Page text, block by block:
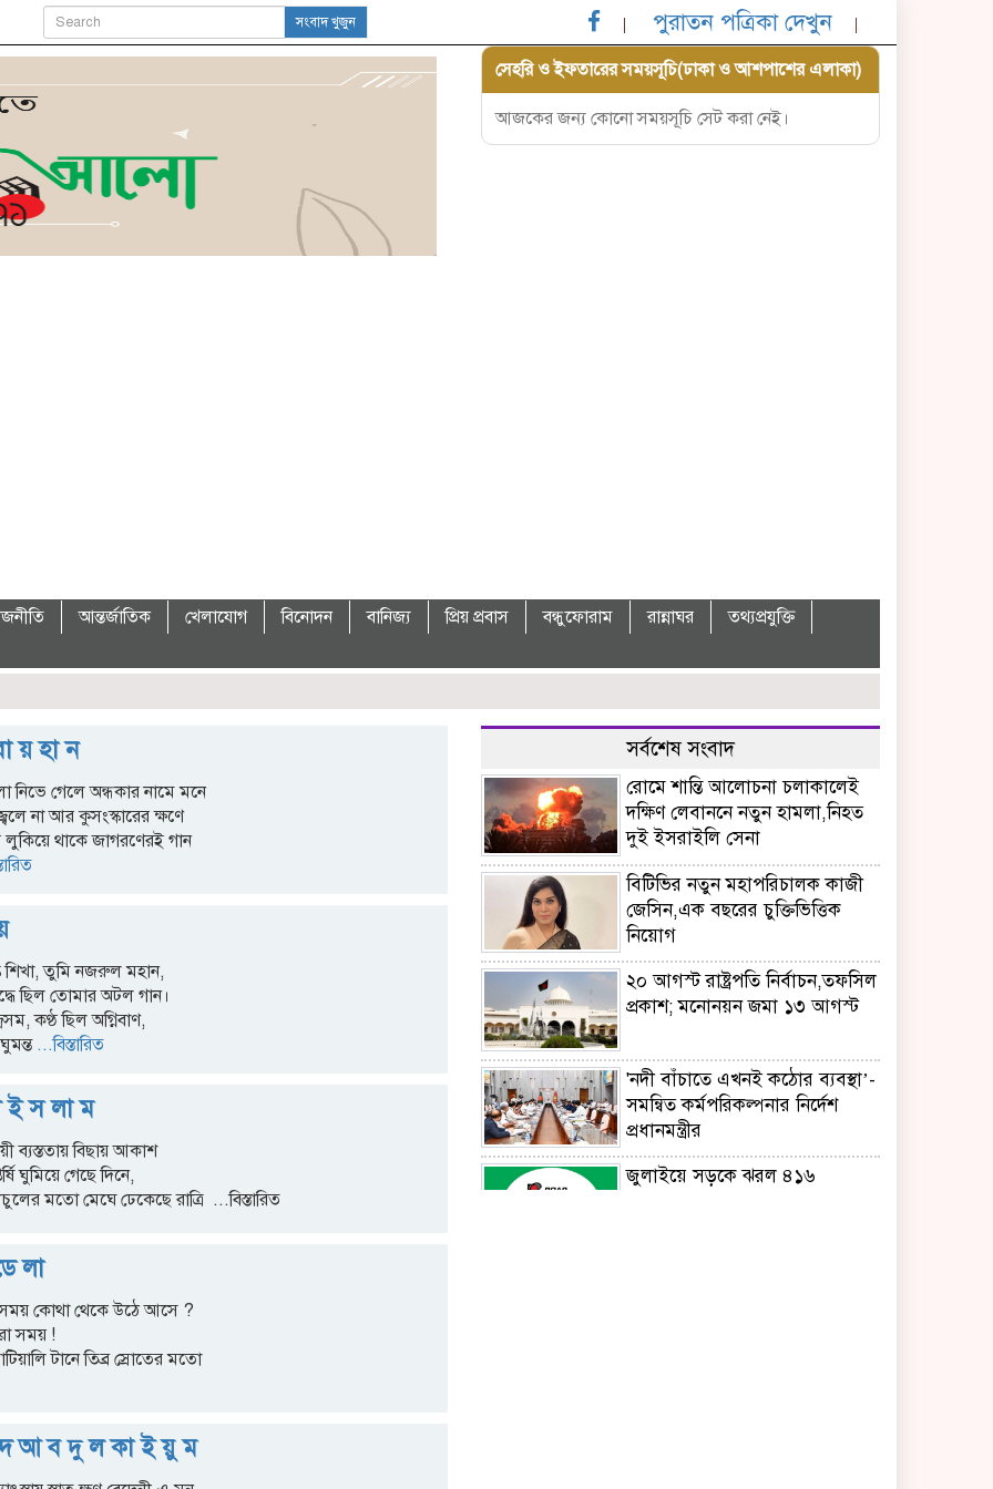
সংবাদ খুজুন পুরাতন পত্রিকা দেখুন
সেহরি ও ইফতারের সময়সূচি(ঢাকা ও আশপাশের এলাকা)
আজকের জন্য কোনো সময়সূচি সেট করা নেই।
আন্তর্জাতিক খেলাযোগ বিনোদন বানিজ্য প্রিয় প্রবাস বন্ধুফোরাম রান্নাঘর তথ্যপ্রযুক্তি
য় হা ন
নিভে গেলে অন্ধকার নামে মনে
না আর কুসংস্কারের ক্ষণে
লুকিয়ে থাকে জাগরণেরই গান
শিখা, তুমি নজরুল মহান,
ছিল তোমার অটল গান।
কণ্ঠ ছিল অগ্নিবাণ,
...বিস্তারিত
স লা ম
ব্যস্ততায় বিছায় আকাশ
ঘুমিয়ে গেছে দিনে,
মতো মেঘে ঢেকেছে রাত্রি ...বিস্তারিত
লা
কোথা থেকে উঠে আসে ?
সময় !
টানে তিব্র স্রোতের মতো
দ আ ব দু ল কা ই য়ু ম
সর্বশেষ সংবাদ
রোমে শান্তি আলোচনা চলাকালেই
দক্ষিণ লেবাননে নতুন হামলা,নিহত
দুই ইসরাইলি সেনা
বিটিভির নতুন মহাপরিচালক কাজী
জেসিন,এক বছরের চুক্তিভিত্তিক
নিয়োগ
২০ আগস্ট রাষ্ট্রপতি নির্বাচন,তফসিল
প্রকাশ; মনোনয়ন জমা ১৩ আগস্ট
'নদী বাঁচাতে এখনই কঠোর ব্যবস্থা’-
সমন্বিত কর্মপরিকল্পনার নির্দেশ
প্রধানমন্ত্রীর
জুলাইয়ে সড়কে ঝরল ৪১৬